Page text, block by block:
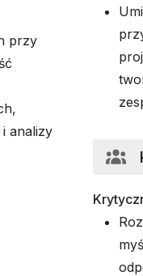
przy
analizy